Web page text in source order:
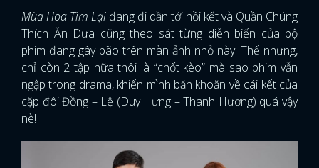
Mùa Hoa Tìm Lại đang đi dần tới hồi kết và Quần Chúng
Thích Ăn Dưa cũng theo sát từng diễn biến của bộ
phim đang gây bão trên màn ảnh nhỏ này. Thế nhưng,
chỉ còn 2 tập nữa thôi là “chốt kèo” mà sao phim vẫn
ngập trong drama, khiến mình băn khoăn về cái kết của
cặp đôi Đồng – Lệ (Duy Hưng – Thanh Hương) quá vậy
nè!